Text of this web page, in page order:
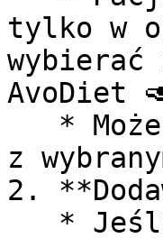
tylko w
AvoDiet
z
2.